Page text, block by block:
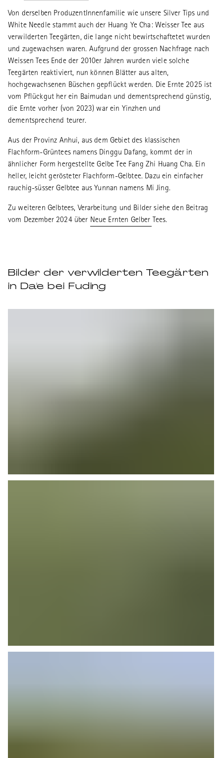
Von derselben ProduzentInnenfamilie wie unsere Silver Tips und
White Needle stammt auch der Huang Ye Cha: Weisser Tee aus
verwilderten Teegärten, die lange nicht bewirtschaftetet wurden
und zugewachsen waren. Aufgrund der grossen Nachfrage nach
Weissen Tees Ende der 2010er Jahren wurden viele solche
Teegärten reaktiviert, nun können Blätter aus alten,
hochgewachsenen Büschen gepflückt werden. Die Ernte 2025 ist
vom Pflückgut her ein Baimudan und dementsprechend günstig,
die Ernte vorher (von 2023) war ein Yinzhen und
dementsprechend teurer.
Aus der Provinz Anhui, aus dem Gebiet des klassischen
Flachform-Grüntees namens Dinggu Dafang, kommt der in
ähnlicher Form hergestellte Gelbe Tee Fang Zhi Huang Cha. Ein
heller, leicht gerösteter Flachform-Gelbtee. Dazu ein einfacher
rauchig-süsser Gelbtee aus Yunnan namens Mi Jing.
Zu weiteren Gelbtees, Verarbeitung und Bilder siehe den Beitrag
vom Dezember 2024 über Neue Ernten Gelber Tees.
Bilder der verwilderten Teegärten
in Da'e bei Fuding